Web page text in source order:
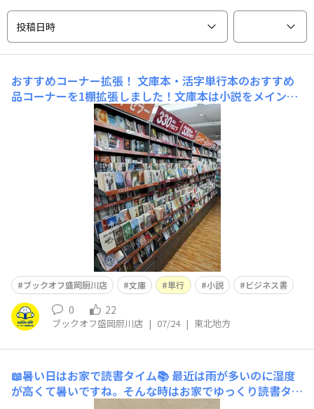
投稿日時
おすすめコーナー拡張！ 文庫本・活字単行本のおすすめ
品コーナーを1棚拡張しました！文庫本は小説をメインに
東野圭吾さんや堂場瞬一さんなど人気作家さんの商品を大
量追加‼活字単行本はビジネス書や自己啓発本などアイテ
ムが増えさらに増えました(^▽^)/この機会にお立ち寄り
いただき是非ご覧ください✨✨
ブックオフ盛岡厨川店 文庫 単行 小説 ビジネス書
0 22
ブックオフ盛岡厨川店 | 07/24 | 東北地方
📖暑い日はお家で読書タイム📚 最近は雨が多いのに湿度
が高くて暑いですね。そんな時はお家でゆっくり読書タイ